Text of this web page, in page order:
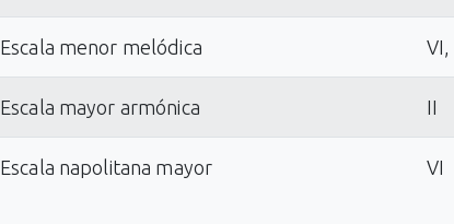
Escala menor melódica VI,
Escala mayor armónica II
Escala napolitana mayor VI